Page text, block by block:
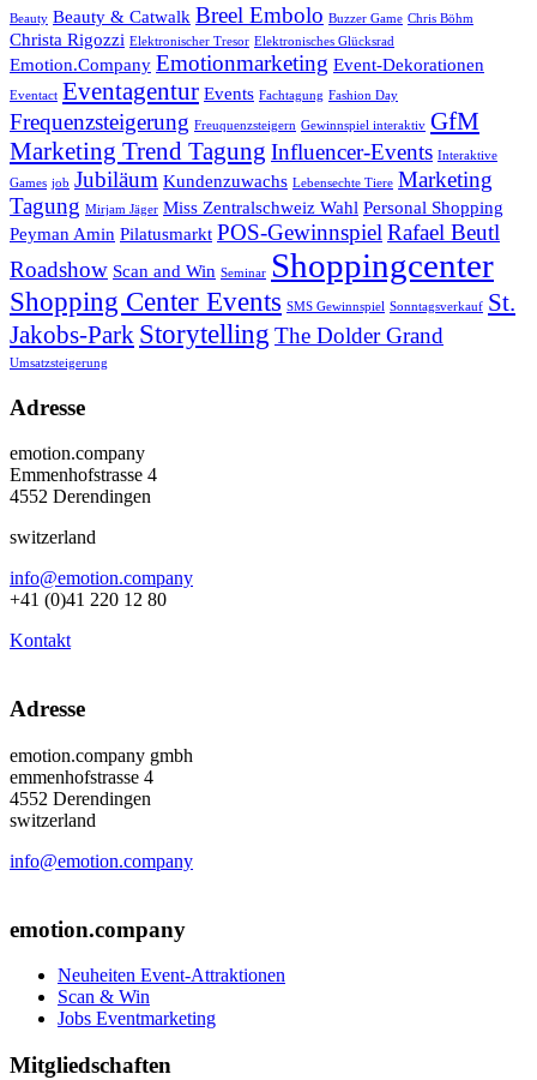
Beauty Beauty & Catwalk Breel Embolo Buzzer Game Chris Böhm
Christa Rigozzi Elektronischer Tresor Elektronisches Glücksrad
Emotion.Company Emotionmarketing Event-Dekorationen
Eventact Eventagentur Events Fachtagung Fashion Day
Frequenzsteigerung Freuquenzsteigern Gewinnspiel interaktiv GfM
Marketing Trend Tagung Influencer-Events Interaktive
Games job Jubiläum Kundenzuwachs Lebensechte Tiere Marketing
Tagung Mirjam Jäger Miss Zentralschweiz Wahl Personal Shopping
Peyman Amin Pilatusmarkt POS-Gewinnspiel Rafael Beutl
Roadshow Scan and Win Seminar Shoppingcenter
Shopping Center Events SMS Gewinnspiel Sonntagsverkauf St.
Jakobs-Park Storytelling The Dolder Grand
Umsatzsteigerung
Adresse
emotion.company
Emmenhofstrasse 4
4552 Derendingen
switzerland
info@emotion.company
+41 (0)41 220 12 80
Kontakt
Adresse
emotion.company gmbh
emmenhofstrasse 4
4552 Derendingen
switzerland
info@emotion.company
emotion.company
Neuheiten Event-Attraktionen
Scan & Win
Jobs Eventmarketing
Mitgliedschaften